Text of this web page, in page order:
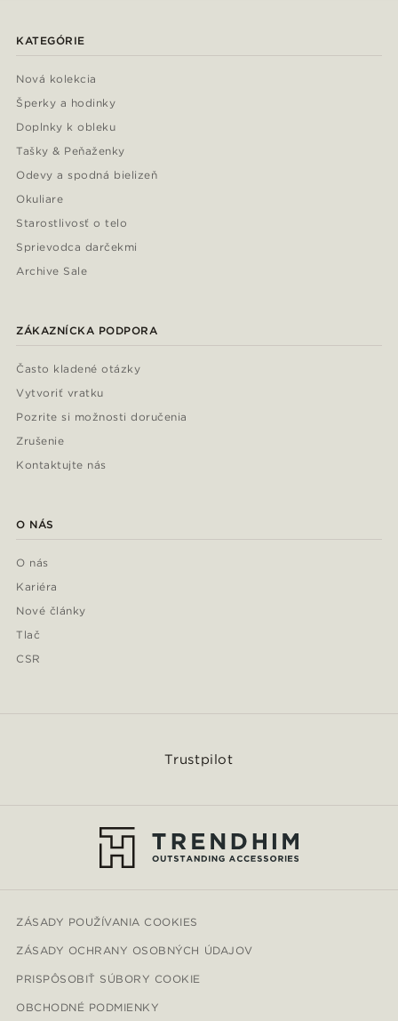
KATEGÓRIE
Nová kolekcia
Šperky a hodinky
Doplnky k obleku
Tašky & Peňaženky
Odevy a spodná bielizeň
Okuliare
Starostlivosť o telo
Sprievodca darčekmi
Archive Sale
ZÁKAZNÍCKA PODPORA
Často kladené otázky
Vytvoriť vratku
Pozrite si možnosti doručenia
Zrušenie
Kontaktujte nás
O NÁS
O nás
Kariéra
Nové články
Tlač
CSR
Trustpilot
ZÁSADY POUŽÍVANIA COOKIES
ZÁSADY OCHRANY OSOBNÝCH ÚDAJOV
PRISPÔSOBIŤ SÚBORY COOKIE
OBCHODNÉ PODMIENKY